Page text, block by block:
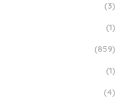
(3)
(1)
(859)
(1)
(4)